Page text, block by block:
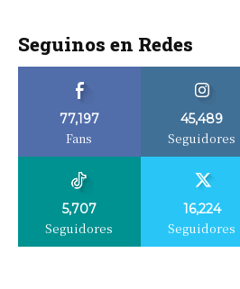
Seguinos en Redes
77,197
Fans
45,489
Seguidores
5,707
Seguidores
16,224
Seguidores